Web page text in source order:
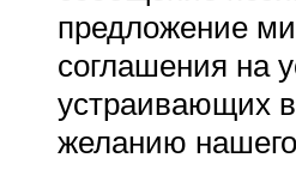
предложение
соглашения на
устраивающих
желанию